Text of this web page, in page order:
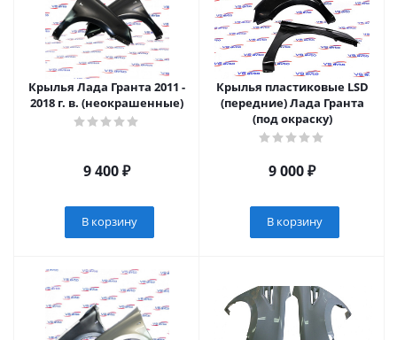
Крылья Лада Гранта 2011 -
2018 г. в. (неокрашенные)
9 400₽
В корзину
Крылья пластиковые LSD
(передние) Лада Гранта
(под окраску)
9 000₽
В корзину